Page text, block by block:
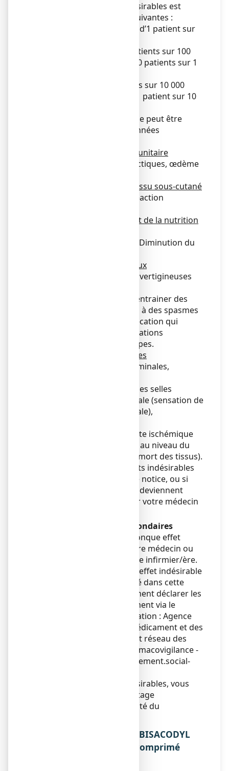
L’évaluation des effets indésirables est
basée sur les fréquences suivantes :
Très fréquent : touche plus d’1 patient sur
Fréquent : touche 1 à 10 patients sur 100
Peu fréquent : touche 1 à 10 patients sur 1
Rare : touche 1 à 10 patients sur 10 000
Très rare : touche moins d’1 patient sur 10
Fréquence indéterminée : ne peut être
estimée sur la base des données
Affections du système immunitaire
- Rare : Réactions anaphylactiques, œdème
Affection de la peau et du tissu sous-cutané
- Rare : Prurit généralisé (réaction
Troubles du métabolisme et de la nutrition
- Fréquence indéterminée : Diminution du
Troubles du système nerveux
- Peu fréquent : Sensations vertigineuses
La prise de bisacodyl peut entrainer des
douleurs abdominales liées à des spasmes
abdominaux et/ou à la défécation qui
peuvent entrainer des sensations
vertigineuses ou des syncopes.
Affections gastro-intestinales
- Fréquent : Douleurs abdominales,
- Peu fréquent : Sang dans les selles
(rectorragie), gêne anorectale (sensation de
brûlure et douleur anorectale),
- Rare : Colite y compris colite ischémique
(apport insuffisant de sang au niveau du
côlon pouvant entrainer la mort des tissus).
Si vous remarquez des effets indésirables
non mentionnés dans cette notice, ou si
certains effets indésirables deviennent
graves, veuillez en informer votre médecin
Déclaration des effets secondaires
Si vous ressentez un quelconque effet
indésirable, parlez-en à votre médecin ou
votre pharmacien ou à votre infirmier/ère.
Ceci s’applique aussi à tout effet indésirable
qui ne serait pas mentionné dans cette
notice. Vous pouvez également déclarer les
effets indésirables directement via le
système national de déclaration : Agence
nationale de sécurité du médicament et des
produits de santé (ANSM) et réseau des
Centres Régionaux de Pharmacovigilance -
https://signalement.social-
En signalant les effets indésirables, vous
contribuez à fournir davantage
d’informations sur la sécurité du
5. COMMENT CONSERVER BISACODYL
EG LABO CONSEIL 5 mg, comprimé